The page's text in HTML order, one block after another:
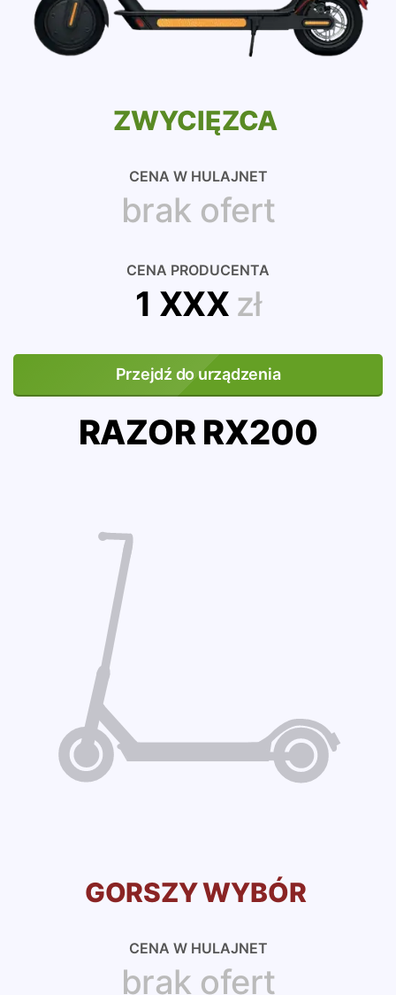
ZWYCIĘZCA
CENA W HULAJNET
brak ofert
CENA PRODUCENTA
1 XXX zł
Przejdź do urządzenia
RAZOR RX200
GORSZY WYBÓR
CENA W HULAJNET
brak ofert